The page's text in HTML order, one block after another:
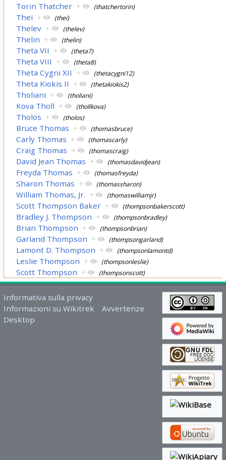
Torin Thatcher + (thatchertorin)
Thei + (thei)
Thelev + (thelev)
Thelin + (thelin)
Theta VII + (theta7)
Theta VIII + (theta8)
Theta Cygni XII + (thetacygni12)
Theta Kiokis II + (thetakiokis2)
Tholiani + (tholiani)
Kova Tholl + (thollkova)
Tholos + (tholos)
Bruce Thomas + (thomasbruce)
Carly Thomas + (thomascarly)
Craig Thomas + (thomascraig)
David Jean Thomas + (thomasdavidjean)
Freyda Thomas + (thomasfreyda)
Sharon Thomas + (thomassharon)
William Thomas, Jr. + (thomaswilliamjr)
Scott Thompson Baker + (thompsonbakerscott)
Bradley J. Thompson + (thompsonbradley)
Brian Thompson + (thompsonbrian)
Garland Thompson + (thompsongarland)
Lamont D. Thompson + (thompsonlamontd)
Leslie Thompson + (thompsonleslie)
Scott Thompson + (thompsonscott)
Informativa sulla privacy
Informazioni su Wikitrek
Avvertenze
Desktop